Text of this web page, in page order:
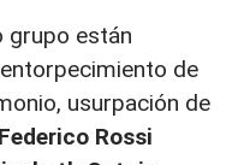
grupo están
de
usurpación de
Federico Rossi